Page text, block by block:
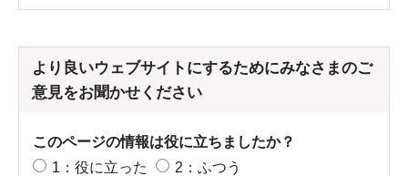
より良いウェブサイトにするためにみなさまのご
意見をお聞かせください
このページの情報は役に立ちましたか？
1：役に立った
2：ふつう